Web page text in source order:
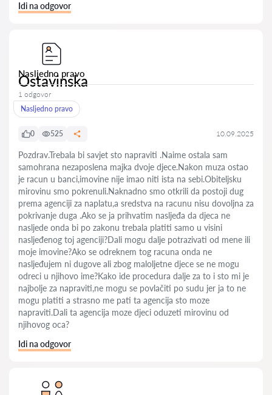
Idi na odgovor
Nasljedno pravo
Ostavinska
1 odgovor
Nasljedno pravo
0 525 10.09.2025
Pozdrav.Trebala bi savjet sto napraviti .Naime ostala sam
samohrana nezaposlena majka dvoje djece.Nakon muza ostao
je racun u banci,imovine nije imao niti ista na sebi.Obiteljsku
mirovinu smo pokrenuli.Naknadno smo otkrili da postoji dug
prema agenciji za naplatu,a sredstva na racunu nisu dovoljna za
pokrivanje duga .Ako se ja prihvatim nasljeđa da djeca ne
nasljede onda bi po zakonu trebala platiti samo u visini
nasljeđenog toj agenciji?Dali mogu dalje potrazivati od mene ili
moje imovine?Ako se odreknem tog racuna onda ne
nasljeđujem ni dugove ali zbog maloljetne djece se ne mogu
odreci u njihovo ime?Kako ide procedura dalje za to i sto mi je
najbolje za napraviti,ne mogu se povlačiti po sudu jer ja to ne
mogu platiti a strasno me pati ta agencija sto moze
napraviti.Dali ta agencija moze djeci oduzeti mirovinu od
njihovog oca?
Idi na odgovor